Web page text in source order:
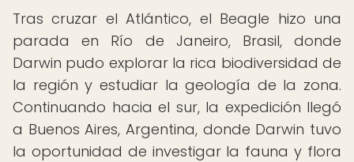
Tras cruzar el Atlántico, el Beagle hizo una
parada en Río de Janeiro, Brasil, donde
Darwin pudo explorar la rica biodiversidad de
la región y estudiar la geología de la zona.
Continuando hacia el sur, la expedición llegó
a Buenos Aires, Argentina, donde Darwin tuvo
la oportunidad de investigar la fauna y flora